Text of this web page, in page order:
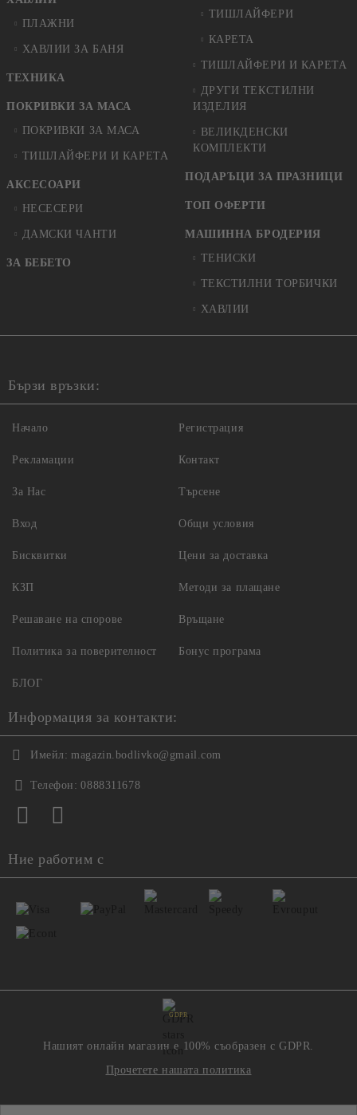
ПЛАЖНИ
ХАВЛИИ ЗА БАНЯ
ТЕХНИКА
ПОКРИВКИ ЗА МАСА
ПОКРИВКИ ЗА МАСА
ТИШЛАЙФЕРИ И КАРЕТА
АКСЕСОАРИ
НЕСЕСЕРИ
ДАМСКИ ЧАНТИ
ЗА БЕБЕТО
ТИШЛАЙФЕРИ
КАРЕТА
ТИШЛАЙФЕРИ И КАРЕТА
ДРУГИ ТЕКСТИЛНИ
ИЗДЕЛИЯ
ВЕЛИКДЕНСКИ
КОМПЛЕКТИ
ПОДАРЪЦИ ЗА ПРАЗНИЦИ
ТОП ОФЕРТИ
МАШИННА БРОДЕРИЯ
ТЕНИСКИ
ТЕКСТИЛНИ ТОРБИЧКИ
ХАВЛИИ
Бързи връзки:
Начало
Рекламации
За Нас
Вход
Регистрация
Контакт
Търсене
Общи условия
Бисквитки
КЗП
Решаване на спорове
Политика за поверителност
Цени за доставка
Методи за плащане
Връщане
Бонус програма
БЛОГ
Информация за контакти:
Имейл: magazin.bodlivko@gmail.com
Телефон: 0888311678
Ние работим с
GDPR
Нашият онлайн магазин е 100% съобразен с GDPR.
Прочетете нашата политика